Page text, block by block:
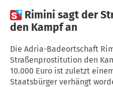
 Rimini sagt der
den Kampf an
Die Adria-Badeortschaft
Straßenprostitution den
10.000 Euro ist zuletzt
Staatsbürger verhängt